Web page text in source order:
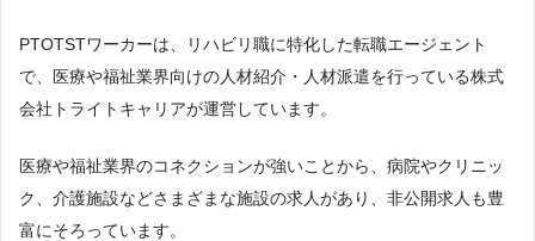
PTOTSTワーカーは、リハビリ職に特化した転職エージェント
で、医療や福祉業界向けの人材紹介・人材派遣を行っている株式
会社トライトキャリアが運営しています。
医療や福祉業界のコネクションが強いことから、病院やクリニッ
ク、介護施設などさまざまな施設の求人があり、非公開求人も豊
富にそろっています。